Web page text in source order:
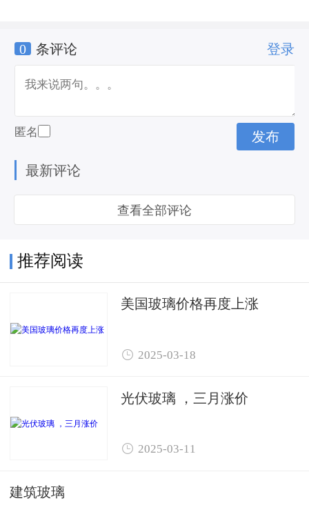
0 条评论 登录
匿名
最新评论
查看全部评论
推荐阅读
美国玻璃价格再度上涨
 2025-03-18
光伏玻璃 ，三月涨价
 2025-03-11
建筑玻璃